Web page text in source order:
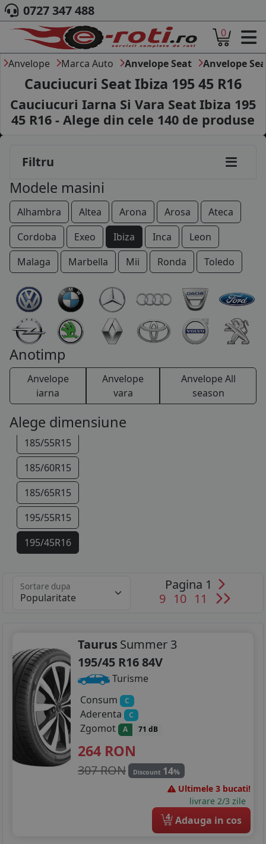
ACASA
DESPRE NOI
ANVELOPE
AUTO
CAMION
MOTO
MARCA AUTO
BLOG
B2B - COLABORARE COMPANII
CONT
CONTACT
0727 347 488
0
Anvelope Marca Auto Anvelope Seat Anvelope
Cauciucuri Seat Ibiza 195 45 R16
Cauciucuri Iarna Si Vara Seat Ibiza 195
45 R16 - Alege din cele 140 de produse
Filtru
Modele masini
Alhambra Altea Arona Arosa
Ateca
Cordoba
Exeo Ibiza Inca
Leon
Malaga
Marbella Mii Ronda Toledo
Anotimp
Anvelope
iarna
Anvelope
vara
Anvelope All
season
Alege dimensiune
145/80R13
165/70R13
175/70R13
105/70R14
135/80R14
165/65R14
165/70R14
175/70R14
185/60R14
185/70R14
115/70R15
175/65R15
185/55R15
185/60R15
185/65R15
195/55R15
195/45R16
195/55R16
205/40R17
215/40R17
215/45R17
215/40R18
Sortare dupa
Pagina 1
9 10 11
Taurus Summer 3
195/45 R16 84V
Turisme
Consum
C
Aderenta C
Zgomot A 71 dB
264 RON
307 RON Discount 14%
Ultimele 3 bucati!
livrare 2/3 zile
4 Adauga in cos